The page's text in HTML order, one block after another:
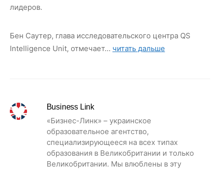
лидеров.
Бен Саутер, глава исследовательского центра QS
Intelligence Unit, отмечает… читать дальше
Business Link
«Бизнес-Линк» – украинское
образовательное агентство,
специализирующееся на всех типах
образования в Великобритании и только
Великобритании. Мы влюблены в эту